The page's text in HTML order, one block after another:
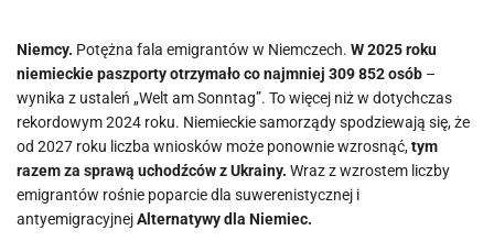
Niemcy. Potężna fala emigrantów w Niemczech. W 2025 roku
niemieckie paszporty otrzymało co najmniej 309 852 osób –
wynika z ustaleń „Welt am Sonntag”. To więcej niż w dotychczas
rekordowym 2024 roku. Niemieckie samorządy spodziewają się, że
od 2027 roku liczba wniosków może ponownie wzrosnąć,tym
razem za sprawą uchodźców z Ukrainy. Wraz z wzrostem liczby
emigrantów rośnie poparcie dla suwerenistycznej i
antyemigracyjnejAlternatywy dla Niemiec.